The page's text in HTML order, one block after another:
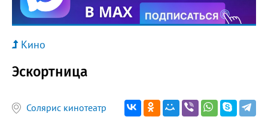
Кино
Эскортница
Солярис кинотеатр